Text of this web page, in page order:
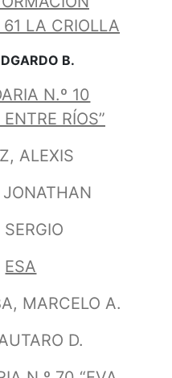
61 LA CRIOLLA
B.
N.º 10
RÍOS”
ALEXIS
JONATHAN
ESA
A.
D.